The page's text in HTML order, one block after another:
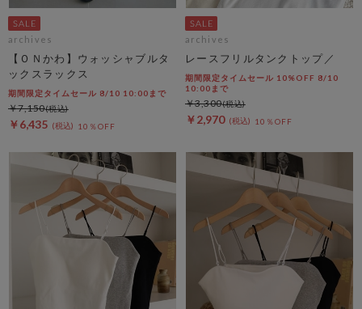
archives
【ＯＮかわ】ウォッシャブルタ
ックスラックス
期間限定タイムセール 8/10 10:00まで
￥6,435 10％OFF
￥7,150
archives
レースフリルタンクトップ／
期間限定タイムセール 10%OFF 8/10
10:00まで
￥2,970 10％OFF
￥3,300